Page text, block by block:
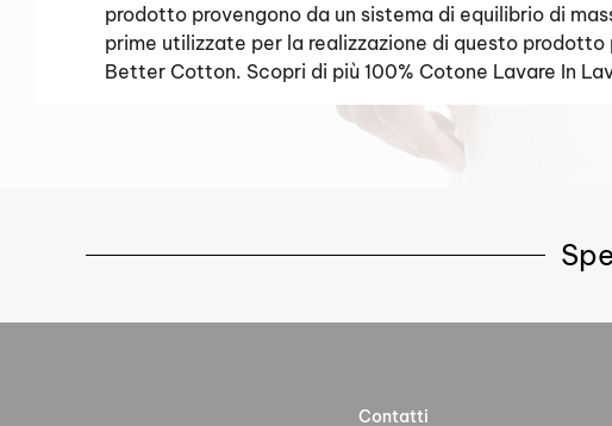
prodotto provengono da un sistema di equilibrio di
prime utilizzate per la realizzazione di questo
Better Cotton. Scopri di più 100% Cotone Lavare In
Contatti